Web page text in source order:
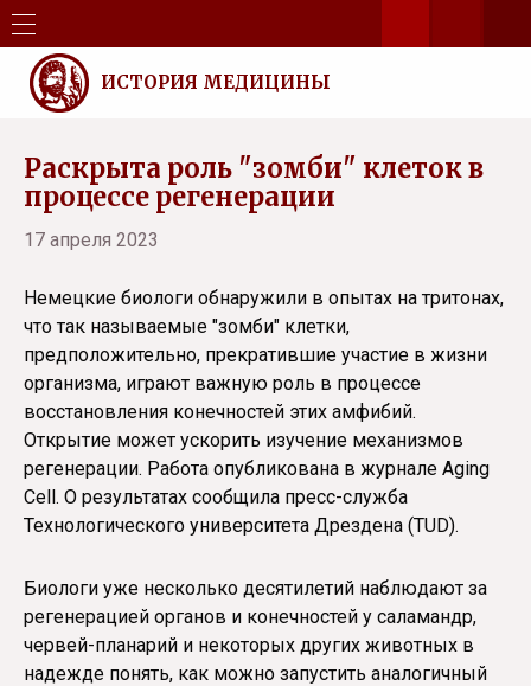
ИСТОРИЯ МЕДИЦИНЫ
Раскрыта роль "зомби" клеток в
процессе регенерации
17 апреля 2023
Немецкие биологи обнаружили в опытах на тритонах,
что так называемые "зомби" клетки,
предположительно, прекратившие участие в жизни
организма, играют важную роль в процессе
восстановления конечностей этих амфибий.
Открытие может ускорить изучение механизмов
регенерации. Работа опубликована в журнале Aging
Cell. О результатах сообщила пресс-служба
Технологического университета Дрездена (TUD).
Биологи уже несколько десятилетий наблюдают за
регенерацией органов и конечностей у саламандр,
червей-планарий и некоторых других животных в
надежде понять, как можно запустить аналогичный